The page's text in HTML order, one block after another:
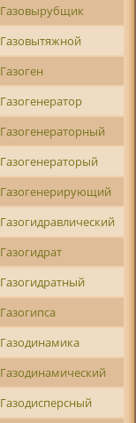
Газовырубщик
Газовытяжной
Газоген
Газогенератор
Газогенераторный
Газогенераторый
Газогенерирующий
Газогидравлический
Газогидрат
Газогидратный
Газогипса
Газодинамика
Газодинамический
Газодисперсный